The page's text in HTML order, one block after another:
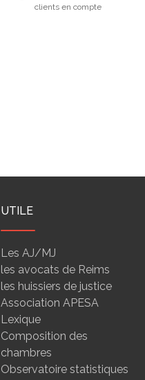
clients en compte
UTILE
Les AJ/MJ
les avocats de Reims
les huissiers de justice
Association APESA
Lexique
Composition des
chambres
Observatoire statistiques